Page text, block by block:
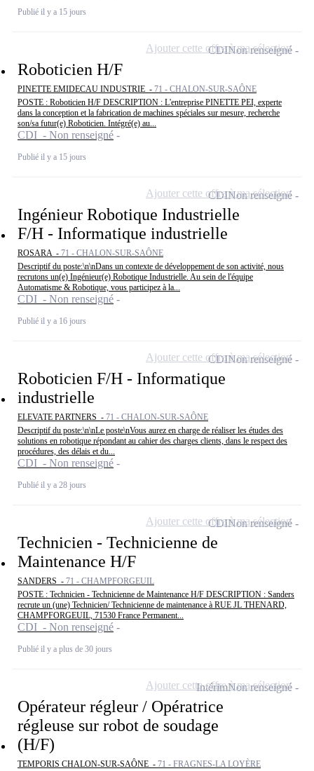
Publié il y a 15 jours
Roboticien H/F
PINETTE EMIDECAU INDUSTRIE - 71 - CHALON-SUR-SAÔNE
POSTE : Roboticien H/F DESCRIPTION : L'entreprise PINETTE PEI, experte
dans la conception et la fabrication de machines spéciales sur mesure, recherche
son/sa futur(e) Roboticien. Intégré(e) au...
CDI - Non renseigné
Publié il y a 15 jours
CDINon renseigné
Ajouter cette offre à ma sélection
Ingénieur Robotique Industrielle
F/H - Informatique industrielle
ROSARA - 71 - CHALON-SUR-SAÔNE
Descriptif du poste:\n\nDans un contexte de développement de son activité, nous
recrutons un(e) Ingénieur(e) Robotique Industrielle. Au sein de l'équipe
Automatisme & Robotique, vous participez à la...
CDI - Non renseigné
Publié il y a 16 jours
CDINon renseigné
Ajouter cette offre à ma sélection
Roboticien F/H - Informatique
industrielle
ELEVATE PARTNERS - 71 - CHALON-SUR-SAÔNE
Descriptif du poste:\n\nLe poste\nVous aurez en charge de réaliser les études des
solutions en robotique répondant au cahier des charges clients, dans le respect des
procédures, des délais et du...
CDI - Non renseigné
Publié il y a 28 jours
CDINon renseigné
Ajouter cette offre à ma sélection
Technicien - Technicienne de
Maintenance H/F
SANDERS - 71 - CHAMPFORGEUIL
POSTE : Technicien - Technicienne de Maintenance H/F DESCRIPTION : Sanders
recrute un (une) Technicien/ Technicienne de maintenance à RUE JL THENARD,
CHAMPFORGEUIL, 71530 France Permanent...
CDI - Non renseigné
Publié il y a plus de 30 jours
CDINon renseigné
Ajouter cette offre à ma sélection
Opérateur régleur / Opératrice
régleuse sur robot de soudage
(H/F)
TEMPORIS CHALON-SUR-SAÔNE - 71 - FRAGNES-LA LOYÈRE
IntérimNon renseigné
Ajouter cette offre à ma sélection